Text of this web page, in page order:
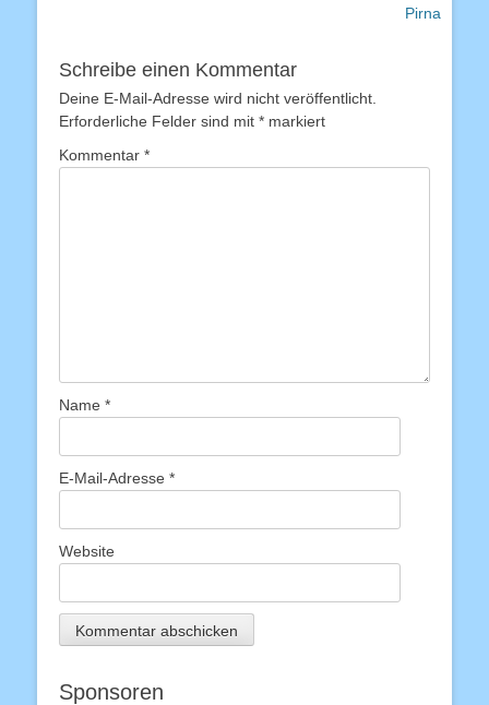
Pirna
Schreibe einen Kommentar
Deine E-Mail-Adresse wird nicht veröffentlicht.
Erforderliche Felder sind mit * markiert
Kommentar *
Name *
E-Mail-Adresse *
Website
Sponsoren